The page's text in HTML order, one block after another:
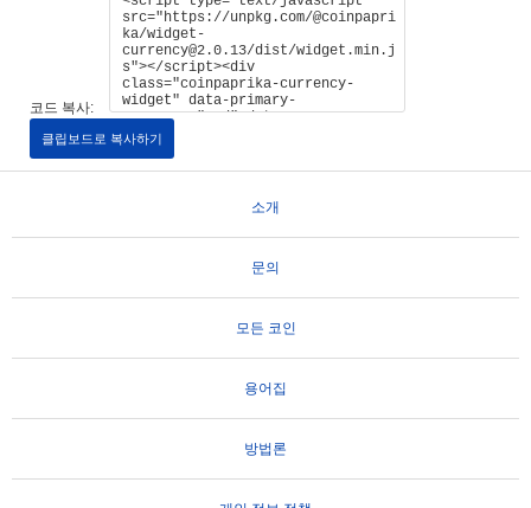
코드 복사:
클립보드로 복사하기
소개
문의
모든 코인
용어집
방법론